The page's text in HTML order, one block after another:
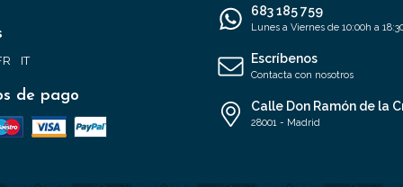
IT
de pago
683 185 759
Lunes a Viernes de 10:00h a
Escríbenos
Contacta con nosotros
Calle Don Ramón de la
28001 - Madrid